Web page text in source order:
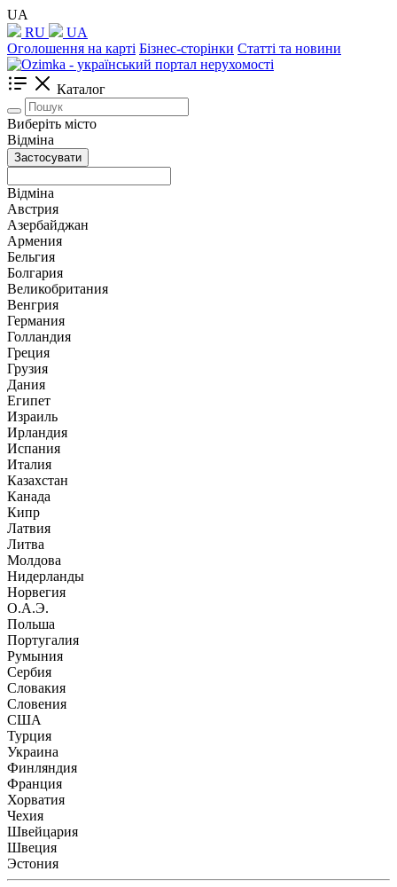
UA
RU
UA
Оголошення на карті Бізнес-сторінки Статті та новини
Каталог
Виберіть місто
Відміна
Застосувати
Відміна
Австрия
Азербайджан
Армения
Бельгия
Болгария
Великобритания
Венгрия
Германия
Голландия
Греция
Грузия
Дания
Египет
Израиль
Ирландия
Испания
Италия
Казахстан
Канада
Кипр
Латвия
Литва
Молдова
Нидерланды
Норвегия
О.А.Э.
Польша
Португалия
Румыния
Сербия
Словакия
Словения
США
Турция
Украина
Финляндия
Франция
Хорватия
Чехия
Швейцария
Швеция
Эстония